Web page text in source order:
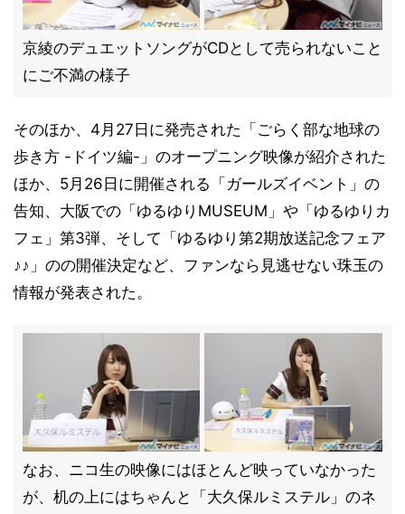
京綾のデュエットソングがCDとして売られないこと
にご不満の様子
そのほか、4月27日に発売された「ごらく部な地球の
歩き方 -ドイツ編-」のオープニング映像が紹介された
ほか、5月26日に開催される「ガールズイベント」の
告知、大阪での「ゆるゆりMUSEUM」や「ゆるゆりカ
フェ」第3弾、そして「ゆるゆり第2期放送記念フェア
♪♪」のの開催決定など、ファンなら見逃せない珠玉の
情報が発表された。
なお、ニコ生の映像にはほとんど映っていなかった
が、机の上にはちゃんと「大久保ルミステル」のネ